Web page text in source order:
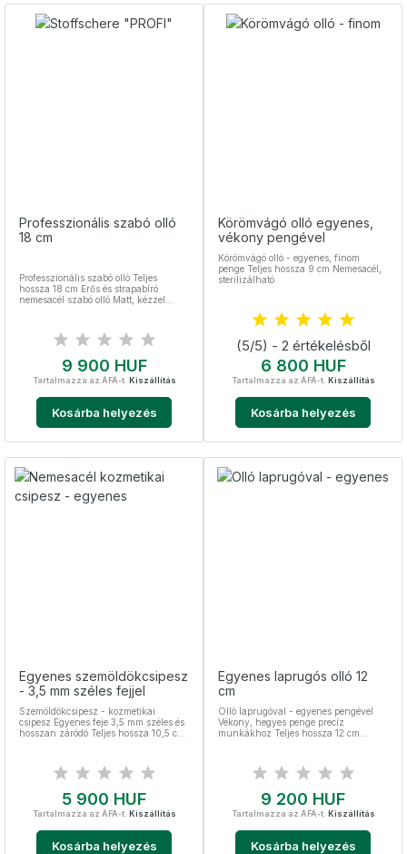
Professzionális szabó olló
18 cm
Professzionális szabó olló Teljes
hossza 18 cm Erős és strapabíró
nemesacél szabó olló Matt, kézzel
Ár
9 900 HUF
Tartalmazza az ÁFÁ-t. Kiszállítás
Kosárba helyezés
Körömvágó olló egyenes,
vékony pengével
Körömvágó olló - egyenes, finom
penge Teljes hossza 9 cm Nemesacél,
sterilizálható
(5/5) - 2 értékelésből
Ár
6 800 HUF
Tartalmazza az ÁFÁ-t. Kiszállítás
Kosárba helyezés
Egyenes szemöldökcsipesz
- 3,5 mm széles fejjel
Szemöldökcsipesz - kozmetikai
csipesz Egyenes feje 3,5 mm széles és
hosszan záródó Teljes hossza 10,5 cm
Ár
5 900 HUF
Tartalmazza az ÁFÁ-t. Kiszállítás
Kosárba helyezés
Egyenes laprugós olló 12
cm
Olló laprugóval - egyenes pengével
Vékony, hegyes penge precíz
munkákhoz Teljes hossza 12 cm
Ár
9 200 HUF
Tartalmazza az ÁFÁ-t. Kiszállítás
Kosárba helyezés